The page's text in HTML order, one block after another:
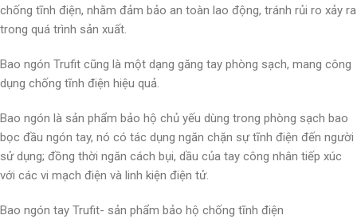
chống tĩnh điện, nhằm đảm bảo an toàn lao động, tránh rủi ro xảy ra
trong quá trình sản xuất.
Bao ngón Trufit cũng là một dạng găng tay phòng sạch, mang công
dụng chống tĩnh điện hiệu quả.
Bao ngón là sản phẩm bảo hộ chủ yếu dùng trong phòng sạch bao
bọc đầu ngón tay, nó có tác dụng ngăn chặn sự tĩnh điện đến người
sử dụng; đồng thời ngăn cách bụi, dầu của tay công nhân tiếp xúc
với các vi mạch điện và linh kiện điện tử.
Bao ngón tay Trufit- sản phẩm bảo hộ chống tĩnh điện